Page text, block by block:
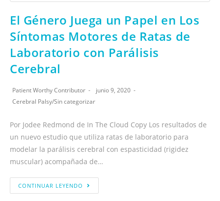
El Género Juega un Papel en Los
Síntomas Motores de Ratas de
Laboratorio con Parálisis
Cerebral
Patient Worthy Contributor
junio 9, 2020
Cerebral Palsy/Sin categorizar
Por Jodee Redmond de In The Cloud Copy Los resultados de
un nuevo estudio que utiliza ratas de laboratorio para
modelar la parálisis cerebral con espasticidad (rigidez
muscular) acompañada de…
CONTINUAR LEYENDO